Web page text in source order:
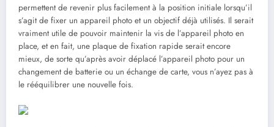
permettent de revenir plus facilement à la position initiale lorsqu’il
s’agit de fixer un appareil photo et un objectif déjà utilisés. Il serait
vraiment utile de pouvoir maintenir la vis de l’appareil photo en
place, et en fait, une plaque de fixation rapide serait encore
mieux, de sorte qu’après avoir déplacé l’appareil photo pour un
changement de batterie ou un échange de carte, vous n’ayez pas à
le rééquilibrer une nouvelle fois.